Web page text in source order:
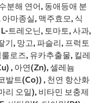
분해 연어, 동애등애 분
마종실, 맥주효모, 식
트레오닌, 토마토, 사과,
기, 망고, 파슬리, 프럭토
로즈, 유카추출물, 킬레
, 아연(Zn), 셀레늄
발트(Co)) , 천연 항산화
리 오일), 비타민 보충제